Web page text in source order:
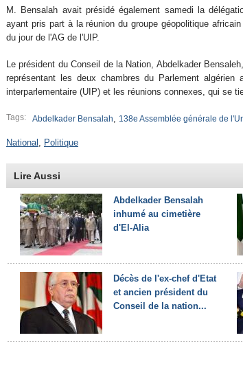
M. Bensalah avait présidé également samedi la
ayant pris part à la réunion du groupe géopolitique
du jour de l'AG de l'UIP.
Le président du Conseil de la Nation, Abdelkader
représentant les deux chambres du Parlement
interparlementaire (UIP) et les réunions connexes, qui se
Tags: Abdelkader Bensalah, 138e Assemblée générale de
National , Politique
Lire Aussi
Abdelkader Bensalah
inhumé au cimetière
d'El-Alia
Décès de l'ex-chef d'Etat
et ancien président du
Conseil de la nation...